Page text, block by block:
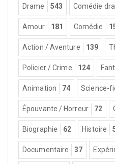
Drame 543 Comédie
Amour 181 Comédie
Action / Aventure 139
Policier / Crime 124
Animation 74 Science-
Épouvante / Horreur 72
Biographie 62 Histoire
Documentaire 37